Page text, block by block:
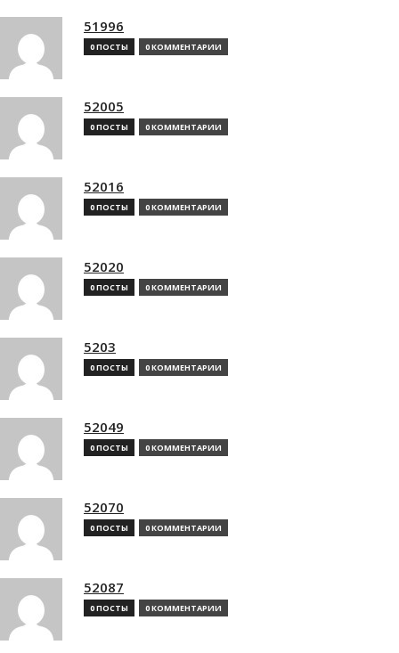
51996
0 ПОСТЫ 0 КОММЕНТАРИИ
52005
0 ПОСТЫ 0 КОММЕНТАРИИ
52016
0 ПОСТЫ 0 КОММЕНТАРИИ
52020
0 ПОСТЫ 0 КОММЕНТАРИИ
5203
0 ПОСТЫ 0 КОММЕНТАРИИ
52049
0 ПОСТЫ 0 КОММЕНТАРИИ
52070
0 ПОСТЫ 0 КОММЕНТАРИИ
52087
0 ПОСТЫ 0 КОММЕНТАРИИ